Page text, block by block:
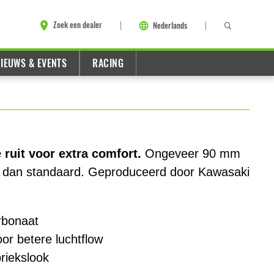
Zoek een dealer Nederlands
& EVENTS RACING
ruit voor extra comfort. Ongeveer 90 mm
standaard. Geproduceerd door Kawasaki
betere luchtflow